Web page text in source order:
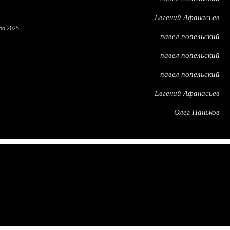
Евгений Афанасьев
2025
павел попельский
павел попельский
павел попельский
Евгений Афанасьев
Олег Паньков